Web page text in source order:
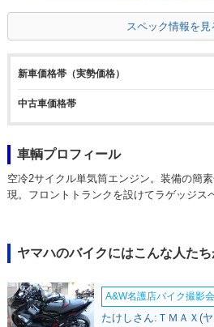
スペック情報を見
新車価格帯（実勢価格）
中古車価格帯
車輌プロフィール
空冷2サイクル単気筒エンジン。装備の簡
現。フロントトランクを設けてラゲッジス
ヤマハのバイクにはこんな人た
A&W名護店バイク撮影
たけしさん:ＴＭＡＸ(